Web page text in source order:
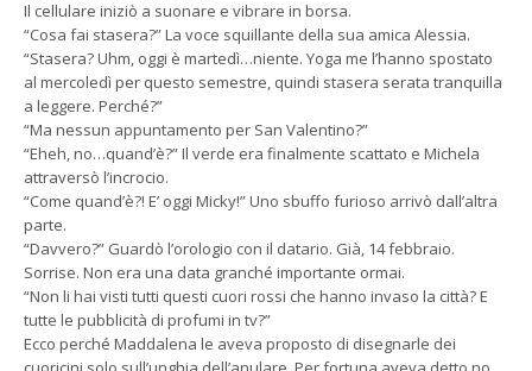
Il cellulare iniziò a suonare e vibrare in borsa.
“Cosa fai stasera?” La voce squillante della sua amica Alessia.
“Stasera? Uhm, oggi è martedì…niente. Yoga me l’hanno spostato
al mercoledì per questo semestre, quindi stasera serata tranquilla
a leggere. Perché?”
“Ma nessun appuntamento per San Valentino?”
“Eheh, no…quand’è?” Il verde era finalmente scattato e Michela
attraversò l’incrocio.
“Come quand’è?! E’ oggi Micky!” Uno sbuffo furioso arrivò dall’altra
parte.
“Davvero?” Guardò l’orologio con il datario. Già, 14 febbraio.
Sorrise. Non era una data granché importante ormai.
“Non li hai visti tutti questi cuori rossi che hanno invaso la città? E
tutte le pubblicità di profumi in tv?”
Ecco perché Maddalena le aveva proposto di disegnarle dei